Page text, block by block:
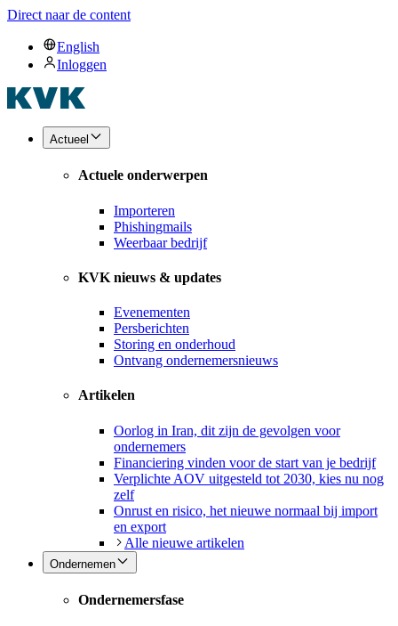
Direct naar de content
English
Inloggen
Actueel
Actuele onderwerpen
Importeren
Phishingmails
Weerbaar bedrijf
KVK nieuws & updates
Evenementen
Persberichten
Storing en onderhoud
Ontvang ondernemersnieuws
Artikelen
Oorlog in Iran, dit zijn de gevolgen voor
ondernemers
Financiering vinden voor de start van je bedrijf
Verplichte AOV uitgesteld tot 2030, kies nu nog
zelf
Onrust en risico, het nieuwe normaal bij import
en export
Alle nieuwe artikelen
Ondernemen
Ondernemersfase